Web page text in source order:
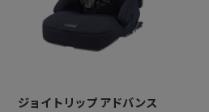
ジョイトリップ アドバンス